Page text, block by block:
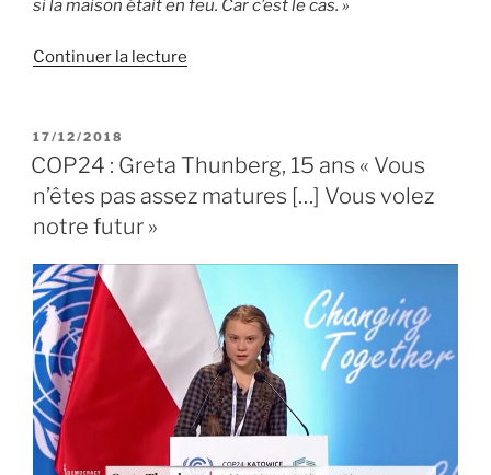
si la maison était en feu. Car c’est le cas. »
Continuer la lecture
Thunberg
Davos »
PUBLIÉ
LE
17/12/2018
COP24 : Greta Thunberg, 15 ans « Vous
n’êtes pas assez matures […] Vous volez
notre futur »